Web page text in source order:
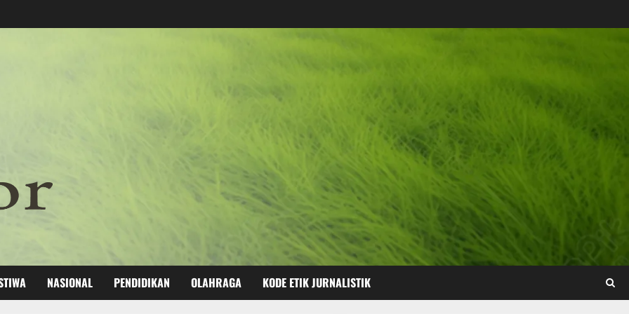
NASIONAL PENDIDIKAN OLAHRAGA KODE ETIK JURNALISTIK